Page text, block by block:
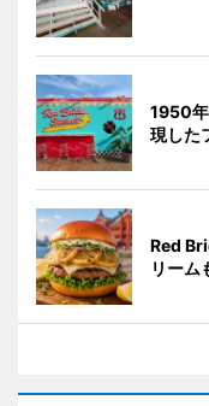
1950
現した
Red
リーム